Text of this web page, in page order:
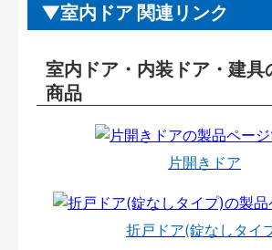
室内ドア 関連リンク
室内ドア・内装ドア・建具
商品
片開きドア
折戸ドア(錠なしタイ